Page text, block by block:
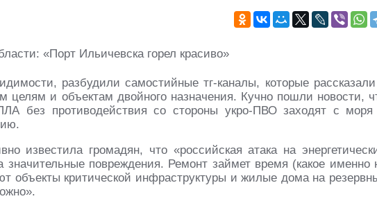
разбудили самостийные тг-каналы, которые
целям и объектам двойного назначения. Кучно пошли новости,
без противодействия со стороны укро-ПВО заходят с
известила громадян, что «российская атака на
значительные повреждения. Ремонт займет время (какое именно
объекты критической инфраструктуры и жилые дома на